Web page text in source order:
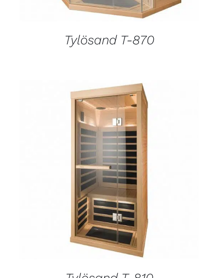
Tylösand T-870
DETALJI